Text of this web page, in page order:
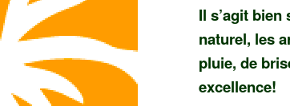
Il s’agit
naturel, les
pluie, de
excellence!